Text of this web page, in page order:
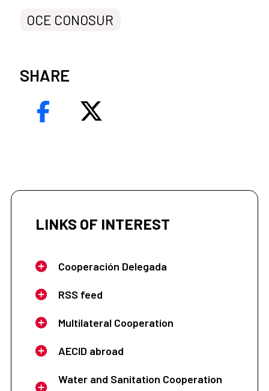
OCE CONOSUR
SHARE
LINKS OF INTEREST
Cooperación Delegada
RSS feed
Multilateral Cooperation
AECID abroad
Water and Sanitation Cooperation